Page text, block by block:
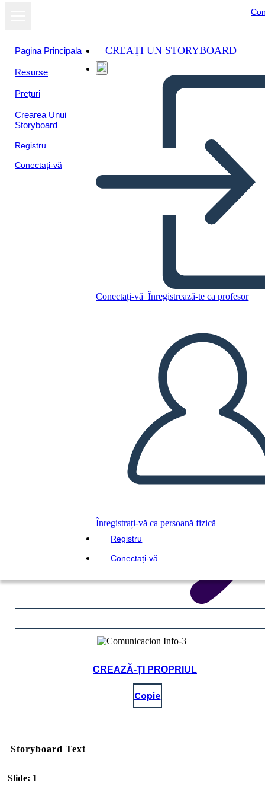
Pagina Principala
Resurse
Prețuri
Crearea Unui
Storyboard
Registru
Conectați-vă
CREAȚI UN STORYBOARD
Conectați-vă Înregistrează-te ca profesor
Înregistrați-vă ca persoană fizică
Registru
Conectați-vă
Copiați acest Storyboard
REDAȚI PREZENTAREA DE DIAPOZITIVE
CITESTE-MI
CREAZĂ-ȚI PROPRIUL
Copie
Storyboard Text
Slide: 1